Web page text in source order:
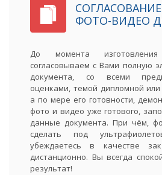
ФОТО-ВИДЕО
До момента
согласовываем с Вами полную
документа, со всеми
оценками, темой дипломной
а по мере его готовности,
фото и видео уже готового,
данные документа. При чём,
сделать под
убеждаетесь в качестве
дистанционно. Вы всегда
результат!